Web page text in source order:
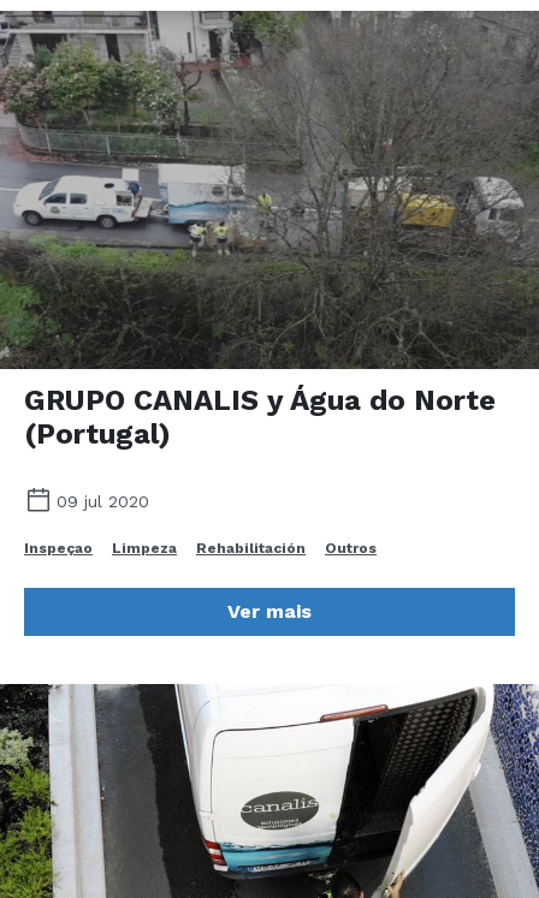
GRUPO CANALIS y Água do Norte
(Portugal)
09 jul 2020
Inspeçao Limpeza Rehabilitación Outros
Ver mais